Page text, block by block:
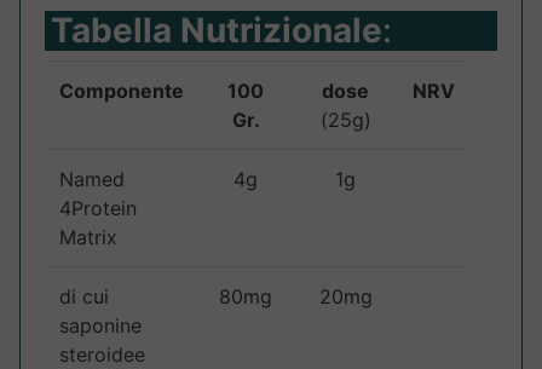
Tabella Nutrizionale:
Componente
100
Gr.
dose
(25g)
NRV
Named
4Protein
Matrix
4g 1g
di cui
saponine
steroidee
80mg 20mg